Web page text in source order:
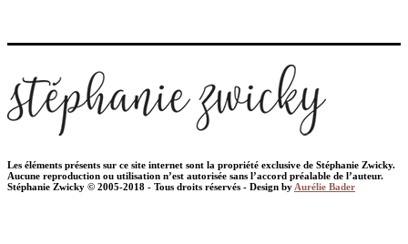
Les éléments présents sur ce site internet sont la propriété exclusive de Stéphanie Zwicky.
Aucune reproduction ou utilisation n’est autorisée sans l’accord préalable de l’auteur.
Stéphanie Zwicky © 2005-2018 - Tous droits réservés - Design by Aurélie Bader